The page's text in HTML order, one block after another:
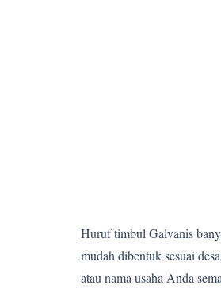
Huruf timbul Galvanis
mudah dibentuk sesuai
atau nama usaha Anda